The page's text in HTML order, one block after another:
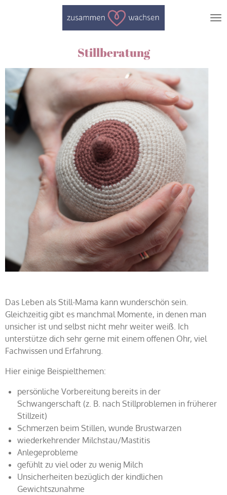
Stillberatung
Das Leben als Still-Mama kann wunderschön sein.
Gleichzeitig gibt es manchmal Momente, in denen man
unsicher ist und selbst nicht mehr weiter weiß. Ich
unterstütze dich sehr gerne mit einem offenen Ohr, viel
Fachwissen und Erfahrung.
Hier einige Beispielthemen:
persönliche Vorbereitung bereits in der
Schwangerschaft (z. B. nach Stillproblemen in früherer
Stillzeit)
Schmerzen beim Stillen, wunde Brustwarzen
wiederkehrender Milchstau/Mastitis
Anlegeprobleme
gefühlt zu viel oder zu wenig Milch
Unsicherheiten bezüglich der kindlichen
Gewichtszunahme